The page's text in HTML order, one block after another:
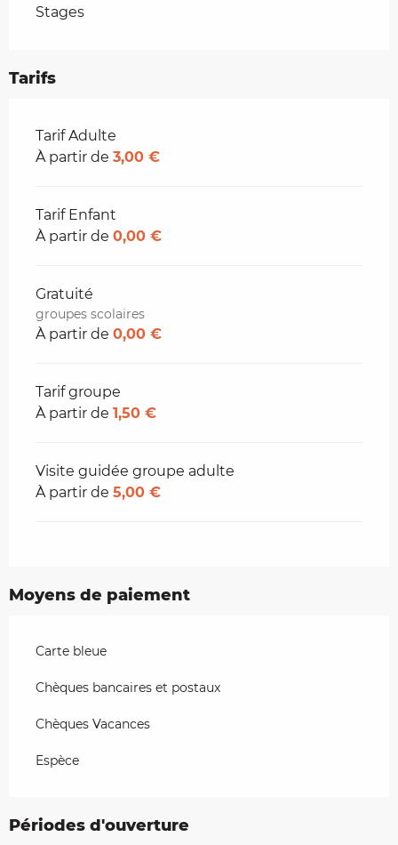
Stages
Tarifs
Tarifs 2026
Tarif Adulte
À partir de 3,00 €
Tarif Enfant
À partir de 0,00 €
Gratuité
groupes scolaires
À partir de 0,00 €
Tarif groupe
À partir de 1,50 €
Visite guidée groupe adulte
À partir de 5,00 €
Moyens de paiement
Carte bleue
Chèques bancaires et postaux
Chèques Vacances
Espèce
Périodes d'ouverture